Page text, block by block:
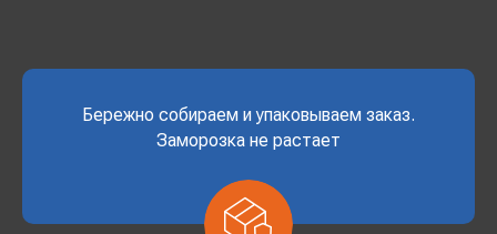
Бережно собираем и упаковываем заказ.
Заморозка не растает